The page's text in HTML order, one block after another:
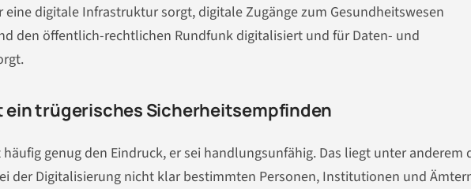
digitale Infrastruktur sorgt, digitale Zugänge zum Gesundheitswesen
den öffentlich-rechtlichen Rundfunk digitalisiert und für Daten- und
trügerisches Sicherheitsempfinden
genug den Eindruck, er sei handlungsunfähig. Das liegt unter anderem
der Digitalisierung nicht klar bestimmten Personen, Institutionen und